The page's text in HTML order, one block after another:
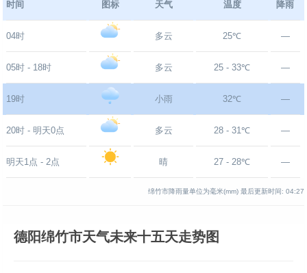
时间 图标 天气 温度 降雨
04时 多云 25℃ —
05时 - 18时 多云 25 - 33℃ —
19时 小雨 32℃ —
20时 - 明天0点 多云 28 - 31℃ —
明天1点 - 2点 晴 27 - 28℃ —
绵竹市降雨量单位为毫米(mm) 最后更新时间: 04:27
德阳绵竹市天气未来十五天走势图